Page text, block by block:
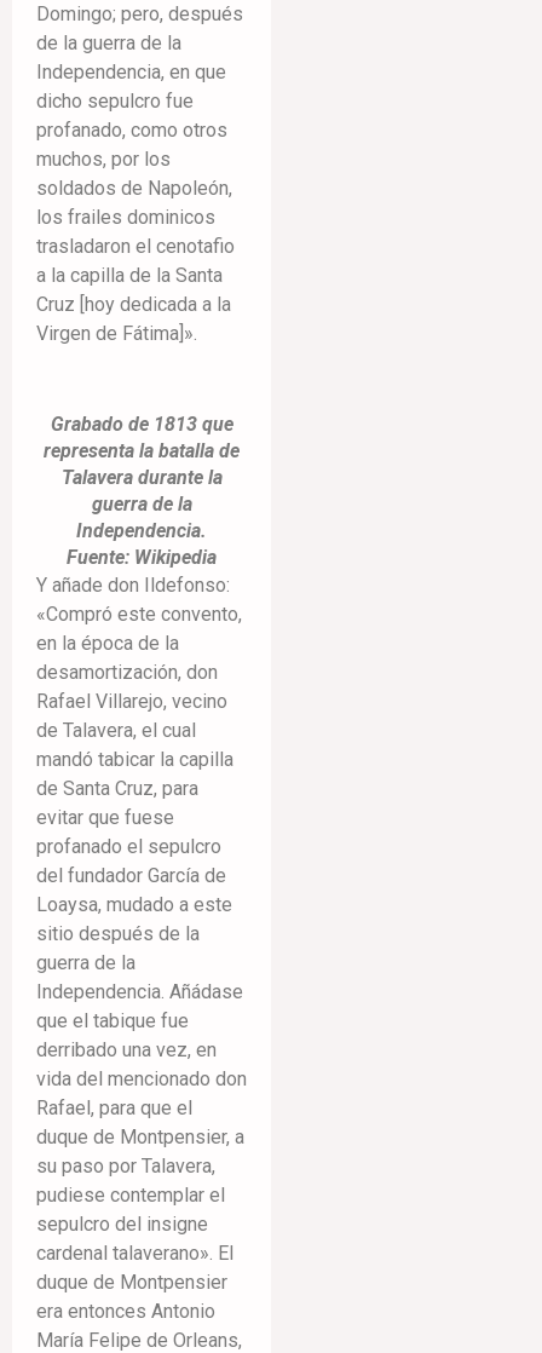
Domingo; pero, después
de la guerra de la
Independencia, en que
dicho sepulcro fue
profanado, como otros
muchos, por los
soldados de Napoleón,
los frailes dominicos
trasladaron el cenotafio
a la capilla de la Santa
Cruz [hoy dedicada a la
Virgen de Fátima]».
Grabado de 1813 que
representa la batalla de
Talavera durante la
guerra de la
Independencia.
Fuente: Wikipedia
Y añade don Ildefonso:
«Compró este convento,
en la época de la
desamortización, don
Rafael Villarejo, vecino
de Talavera, el cual
mandó tabicar la capilla
de Santa Cruz, para
evitar que fuese
profanado el sepulcro
del fundador García de
Loaysa, mudado a este
sitio después de la
guerra de la
Independencia. Añádase
que el tabique fue
derribado una vez, en
vida del mencionado don
Rafael, para que el
duque de Montpensier, a
su paso por Talavera,
pudiese contemplar el
sepulcro del insigne
cardenal talaverano». El
duque de Montpensier
era entonces Antonio
María Felipe de Orleans,